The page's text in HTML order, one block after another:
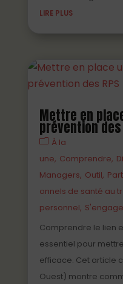
LIRE PLUS
Mettre en
prévention des
À la
une Comprendre
Managers Outil
onnels de santé au
personnel
Comprendre le lien
essentiel pour
efficace. Cet article
Ouest) montre